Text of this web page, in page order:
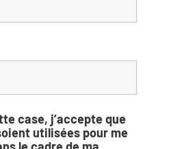
case, j’accepte que
utilisées pour me